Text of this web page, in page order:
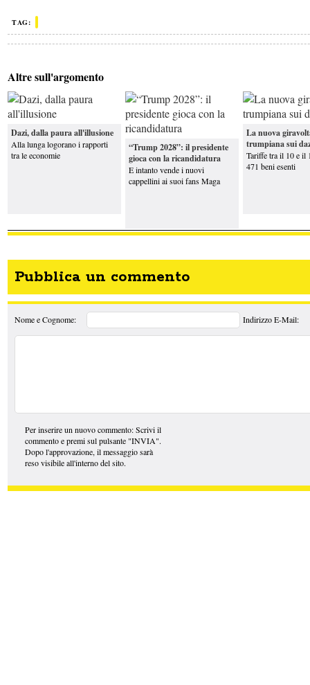
candidata
Difesa europea e rapporti con Mosca
Iran, Trump annuncia un accordo
TAG:
Altre sull'argomento
Dazi, dalla paura all'illusione
Alla lunga logorano i rapporti
tra le economie
“Trump 2028”: il presidente
gioca con la ricandidatura
E intanto vende i nuovi
cappellini ai suoi fans Maga
La nuova
trumpiana sui
Tariffe tra il 10 e il
471 beni esenti
Pubblica un commento
Nome e Cognome: Indirizzo E-Mail:
Per inserire un nuovo commento: Scrivi il
commento e premi sul pulsante "INVIA".
Dopo l'approvazione, il messaggio sarà
reso visibile all'interno del sito.